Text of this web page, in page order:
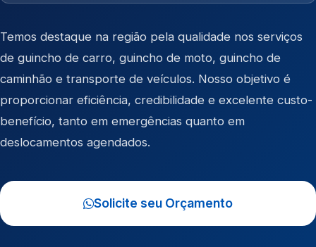
Temos destaque na região pela qualidade nos serviços
de guincho de carro, guincho de moto, guincho de
caminhão e transporte de veículos. Nosso objetivo é
proporcionar eficiência, credibilidade e excelente custo-
benefício, tanto em emergências quanto em
deslocamentos agendados.
Solicite seu Orçamento